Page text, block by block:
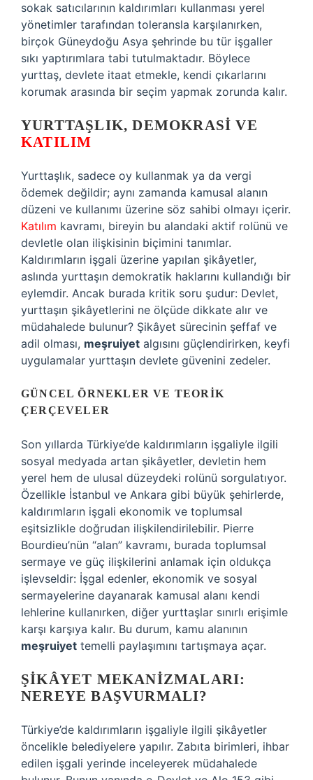
sokak satıcılarının kaldırımları kullanması yerel
yönetimler tarafından toleransla karşılanırken,
birçok Güneydoğu Asya şehrinde bu tür işgaller
sıkı yaptırımlara tabi tutulmaktadır. Böylece
yurttaş, devlete itaat etmekle, kendi çıkarlarını
korumak arasında bir seçim yapmak zorunda kalır.
YURTTAŞLIK, DEMOKRASI VE
KATILIM
Yurttaşlık, sadece oy kullanmak ya da vergi
ödemek değildir; aynı zamanda kamusal alanın
düzeni ve kullanımı üzerine söz sahibi olmayı içerir.
Katılım kavramı, bireyin bu alandaki aktif rolünü ve
devletle olan ilişkisinin biçimini tanımlar.
Kaldırımların işgali üzerine yapılan şikâyetler,
aslında yurttaşın demokratik haklarını kullandığı bir
eylemdir. Ancak burada kritik soru şudur: Devlet,
yurttaşın şikâyetlerini ne ölçüde dikkate alır ve
müdahalede bulunur? Şikâyet sürecinin şeffaf ve
adil olması, meşruiyet algısını güçlendirirken, keyfi
uygulamalar yurttaşın devlete güvenini zedeler.
GÜNCEL ÖRNEKLER VE TEORIK
ÇERÇEVELER
Son yıllarda Türkiye’de kaldırımların işgaliyle ilgili
sosyal medyada artan şikâyetler, devletin hem
yerel hem de ulusal düzeydeki rolünü sorgulatıyor.
Özellikle İstanbul ve Ankara gibi büyük şehirlerde,
kaldırımların işgali ekonomik ve toplumsal
eşitsizlikle doğrudan ilişkilendirilebilir. Pierre
Bourdieu’nün “alan” kavramı, burada toplumsal
sermaye ve güç ilişkilerini anlamak için oldukça
işlevseldir: İşgal edenler, ekonomik ve sosyal
sermayelerine dayanarak kamusal alanı kendi
lehlerine kullanırken, diğer yurttaşlar sınırlı erişimle
karşı karşıya kalır. Bu durum, kamu alanının
meşruiyet temelli paylaşımını tartışmaya açar.
ŞIKÂYET MEKANIZMALARI:
NEREYE BAŞVURMALI?
Türkiye’de kaldırımların işgaliyle ilgili şikâyetler
öncelikle belediyelere yapılır. Zabıta birimleri, ihbar
edilen işgali yerinde inceleyerek müdahalede